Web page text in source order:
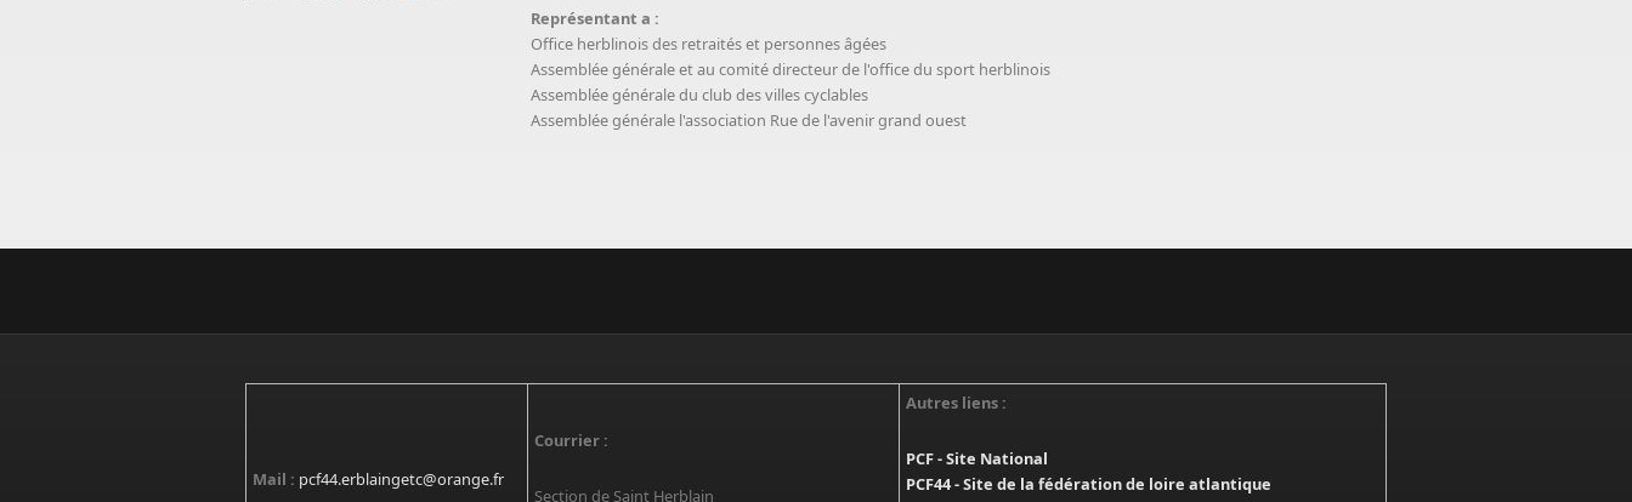
Représentant a :
Office herblinois des retraités et personnes âgées
Assemblée générale et au comité directeur de l'office du sport herblinois
Assemblée générale du club des villes cyclables
Assemblée générale l'association Rue de l'avenir grand ouest
Mail : pcf44.erblaingetc@orange.fr
Courrier :
Section de Saint Herblain
Autres liens :
PCF - Site National
PCF44 - Site de la fédération de loire atlantique